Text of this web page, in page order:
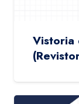
Vistoria